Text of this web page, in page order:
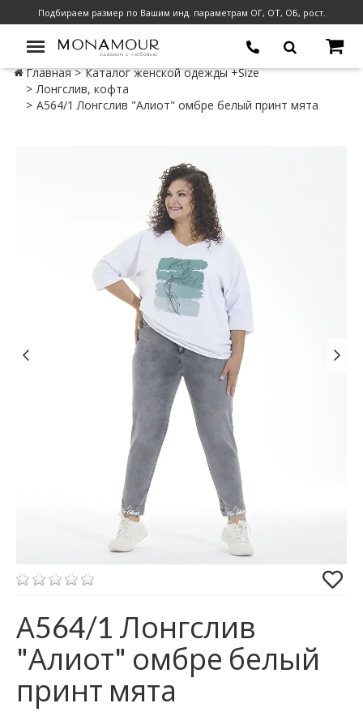
Подбираем размер по Вашим инд. параметрам ОГ, ОТ, ОБ, рост.
Главная
Каталог женской одежды +Size
Лонгслив, кофта
А564/1 Лонгслив "Алиот" омбре белый принт мята
А564/1 Лонгслив
"Алиот" омбре белый
принт мята